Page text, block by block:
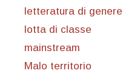
letteratura di genere
lotta di classe
mainstream
Malo territorio